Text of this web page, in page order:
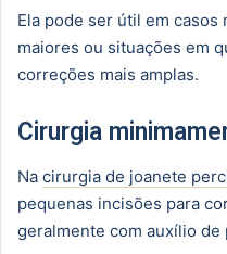
Ela pode ser útil em
maiores ou situações em
correções mais amplas.
Cirurgia
Na cirurgia de joanete
pequenas incisões para
geralmente com auxílio de